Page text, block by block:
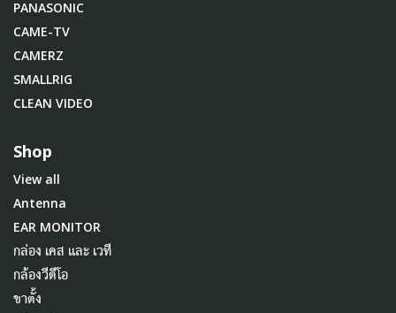
PANASONIC
CAME-TV
CAMERZ
SMALLRIG
CLEAN VIDEO
Shop
View all
Antenna
EAR MONITOR
กล่อง เคส และ เวที
กล้องวีดีโอ
ขาตั้ง